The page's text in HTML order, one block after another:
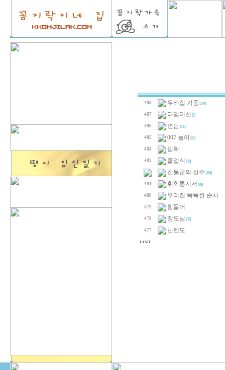
488 우리집 기둥 [504]
487 타임머신 [1]
486 면담 [117]
485 007 놀이 [92]
484 입학
483 졸업식 [50]
찬동군의 실수 [100]
481 취학통지서 [99]
480 우리집 똑똑한 순서
479 힘들어
478 장모님 [55]
477 닌텐도